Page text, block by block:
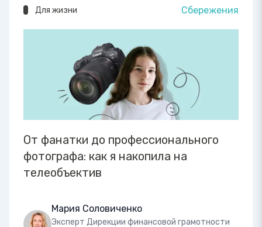
Для жизни Сбережения
От фанатки до профессионального
фотографа: как я накопила на
телеобъектив
Мария Соловиченко
Эксперт Дирекции финансовой грамотности